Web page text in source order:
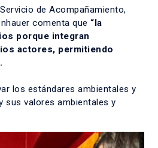
de Acompañamiento,
comenta que “la
porque integran
actores, permitiendo
los estándares ambientales y
sus valores ambientales y